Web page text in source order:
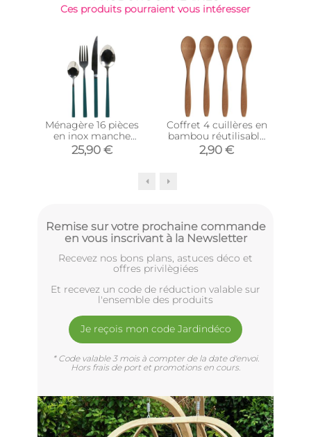
Ces produits pourraient vous intéresser
Ménagère 16 pièces
en inox manche
coloré (Vert)
25,90 €
Coffret 4 cuillères en
bambou réutilisable
Green attitude
2,90 €
Remise sur votre prochaine commande
en vous inscrivant à la Newsletter
Recevez nos bons plans, astuces déco et
offres privilègiées
Et recevez un code de réduction valable sur
l'ensemble des produits
Je reçois mon code Jardindéco
* Code valable 3 mois à compter de la date d'envoi.
Hors frais de port et promotions en cours.